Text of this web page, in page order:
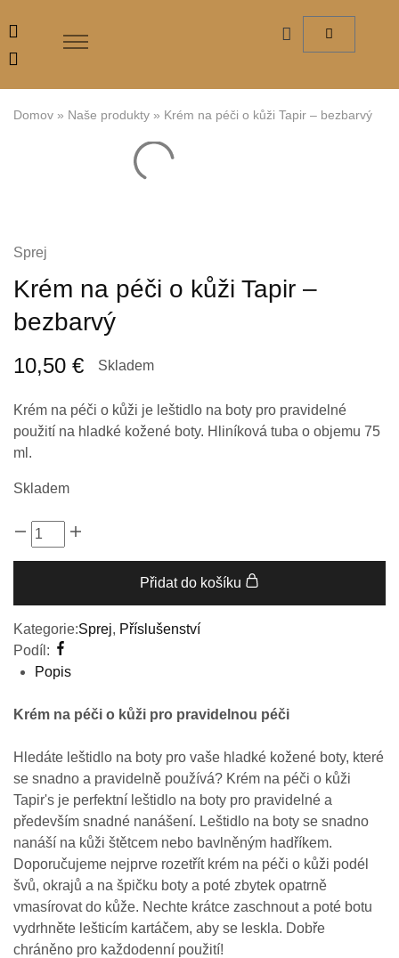
Domov » Naše produkty » Krém na péči o kůži Tapir – bezbarvý
Sprej
Krém na péči o kůži Tapir –
bezbarvý
10,50 € Skladem
Krém na péči o kůži je leštidlo na boty pro pravidelné
použití na hladké kožené boty. Hliníková tuba o objemu 75
ml.
Skladem
Přidat do košíku
Kategorie:Sprej, Příslušenství
Podíl:
Popis
Krém na péči o kůži pro pravidelnou péči
Hledáte leštidlo na boty pro vaše hladké kožené boty, které
se snadno a pravidelně používá? Krém na péči o kůži
Tapir's je perfektní leštidlo na boty pro pravidelné a
především snadné nanášení. Leštidlo na boty se snadno
nanáší na kůži štětcem nebo bavlněným hadříkem.
Doporučujeme nejprve rozetřít krém na péči o kůži podél
švů, okrajů a na špičku boty a poté zbytek opatrně
vmasírovat do kůže. Nechte krátce zaschnout a poté botu
vydrhněte lešticím kartáčem, aby se leskla. Dobře
chráněno pro každodenní použití!